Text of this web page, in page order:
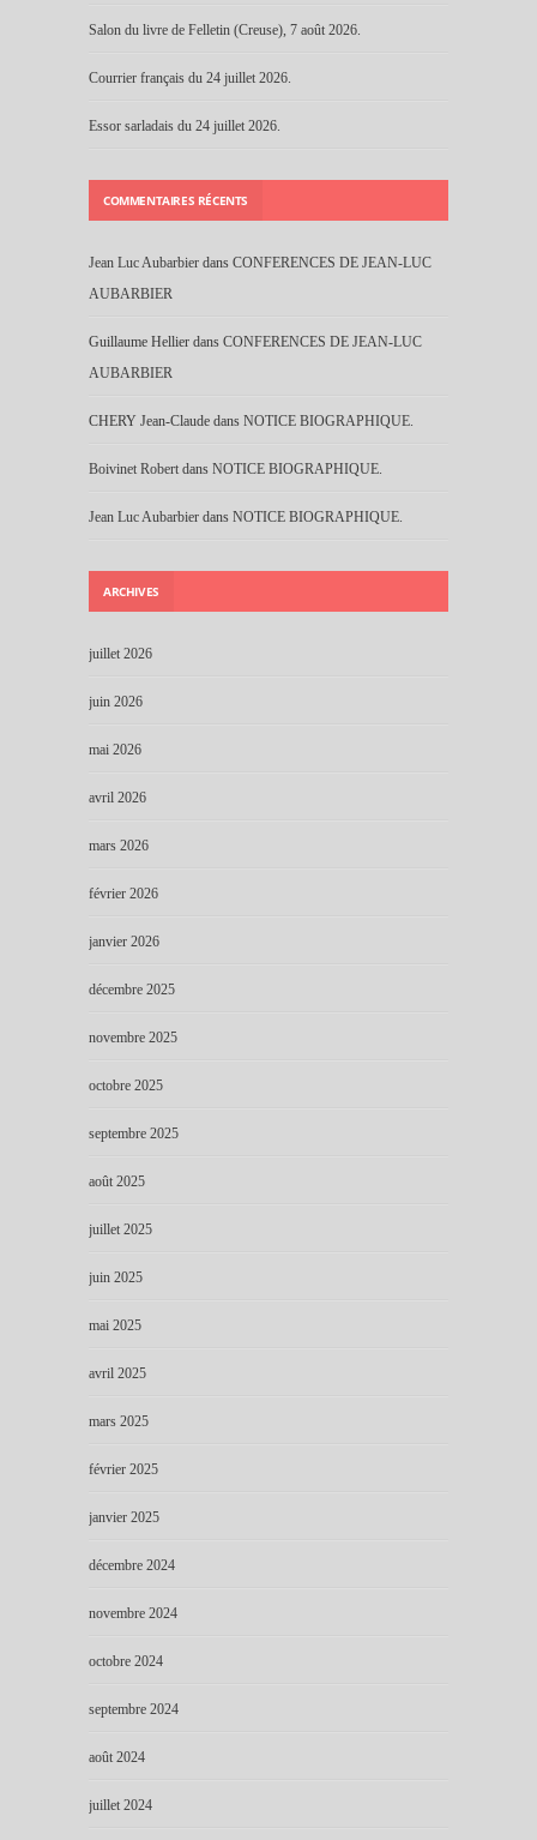
Salon du livre de Felletin (Creuse), 7 août 2026.
Courrier français du 24 juillet 2026.
Essor sarladais du 24 juillet 2026.
COMMENTAIRES RÉCENTS
Jean Luc Aubarbier dans CONFERENCES DE JEAN-LUC
AUBARBIER
Guillaume Hellier dans CONFERENCES DE JEAN-LUC
AUBARBIER
CHERY Jean-Claude dans NOTICE BIOGRAPHIQUE.
Boivinet Robert dans NOTICE BIOGRAPHIQUE.
Jean Luc Aubarbier dans NOTICE BIOGRAPHIQUE.
ARCHIVES
juillet 2026
juin 2026
mai 2026
avril 2026
mars 2026
février 2026
janvier 2026
décembre 2025
novembre 2025
octobre 2025
septembre 2025
août 2025
juillet 2025
juin 2025
mai 2025
avril 2025
mars 2025
février 2025
janvier 2025
décembre 2024
novembre 2024
octobre 2024
septembre 2024
août 2024
juillet 2024